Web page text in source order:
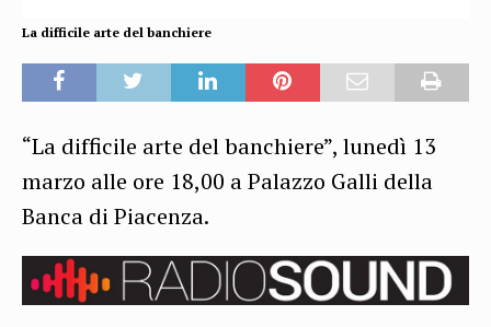
La difficile arte del banchiere
“La difficile arte del banchiere”, lunedì 13
marzo alle ore 18,00 a Palazzo Galli della
Banca di Piacenza.